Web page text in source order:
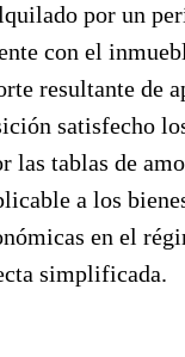
por un
con el
resultante de
satisfecho
las tablas de
a los
en el
simplificada.